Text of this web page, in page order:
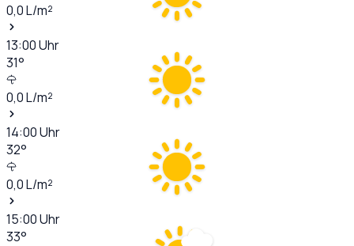
0,0L/m²
13:00Uhr
31°
0,0L/m²
14:00Uhr
32°
0,0L/m²
15:00Uhr
33°